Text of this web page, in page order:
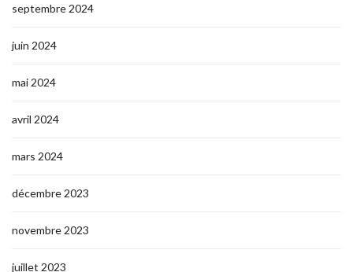
septembre 2024
juin 2024
mai 2024
avril 2024
mars 2024
décembre 2023
novembre 2023
juillet 2023